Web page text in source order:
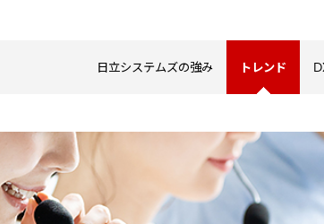
日立システムズの強み トレンド